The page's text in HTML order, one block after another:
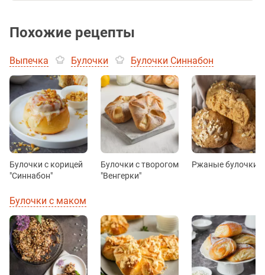
Похожие рецепты
Выпечка Булочки Булочки Синнабон
Булочки с корицей
"Синнабон"
Булочки с творогом
"Венгерки"
Ржаные булочки
Булочки с маком